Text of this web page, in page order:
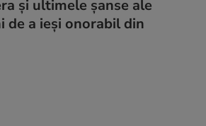
și ultimele șanse ale
de a ieși onorabil din